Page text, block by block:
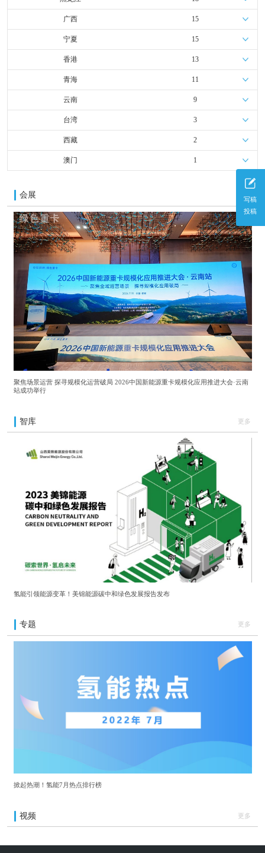
写稿
投稿
广西 15
宁夏 15
香港 13
青海 11
云南 9
台湾 3
西藏 2
澳门 1
会展 更多
聚焦场景运营 探寻规模化运营破局 2026中国新能源重卡规模化应用推进大会·云南
站成功举行
智库 更多
氢能引领能源变革！美锦能源碳中和绿色发展报告发布
专题 更多
掀起热潮！氢能7月热点排行榜
视频 更多